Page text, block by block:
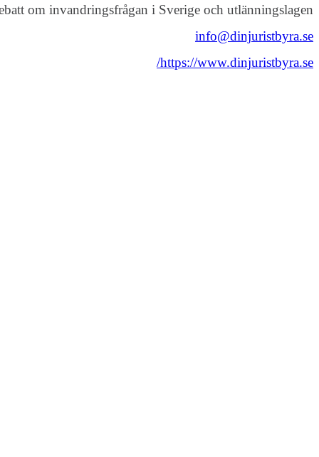
om invandringsfrågan i Sverige och utlänningslagen.
info@dinjuristbyra.se
https://www.dinjuristbyra.se/